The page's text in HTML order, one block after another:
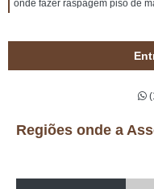
onde fazer raspagem piso de
Regiões onde a